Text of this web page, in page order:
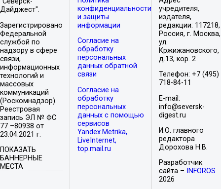
Дайджест".
Зарегистрировано
Федеральной
службой по
надзору в сфере
связи,
информационных
технологий и
массовых
коммуникаций
(Роскомнадзор).
Реестровая
запись ЭЛ № ФС
77 –80938 от
23.04.2021 г.
ПОКАЗАТЬ
БАННЕРНЫЕ
МЕСТА
конфиденциальности
и защиты
информации
Согласие на
обработку
персональных
данных обратной
связи
Согласие на
обработку
персональных
данных с помощью
сервисов
Yandex.Metrika,
LiveInternet,
top.mail.ru
учредителя,
издателя,
редакции: 117218,
Россия, г. Москва,
ул.
Кржижановского,
д.13, кор. 2
Телефон: +7 (495)
718-84-11
E-mail:
info@seversk-
digest.ru
И.О. главного
редактора
Дорохова Н.В.
Разработчик
сайта –
INFOROS
2026